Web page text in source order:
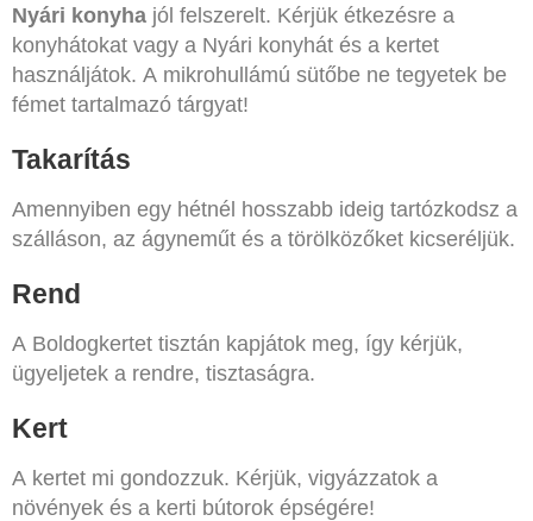
Nyári konyha jól felszerelt. Kérjük étkezésre a
konyhátokat vagy a Nyári konyhát és a kertet
használjátok. A mikrohullámú sütőbe ne tegyetek be
fémet tartalmazó tárgyat!
Takarítás
Amennyiben egy hétnél hosszabb ideig tartózkodsz a
szálláson, az ágyneműt és a törölközőket kicseréljük.
Rend
A Boldogkertet tisztán kapjátok meg, így kérjük,
ügyeljetek a rendre, tisztaságra.
Kert
A kertet mi gondozzuk. Kérjük, vigyázzatok a
növények és a kerti bútorok épségére!